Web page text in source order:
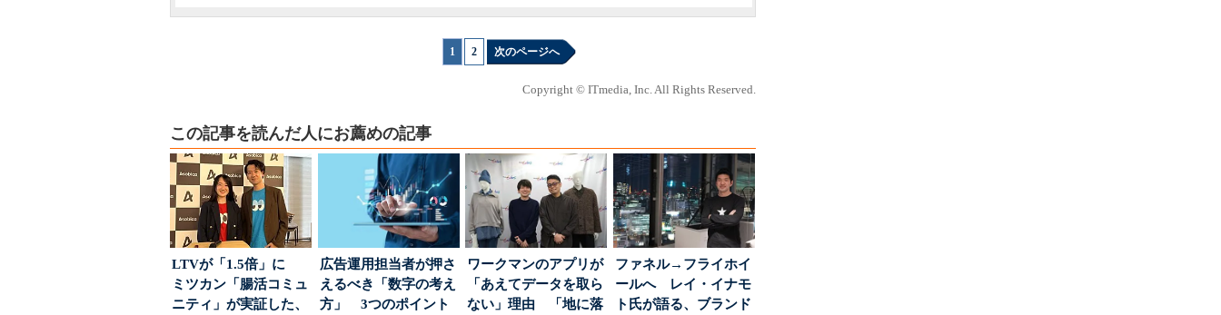
1 2 次のページへ
Copyright © ITmedia, Inc. All Rights Reserved.
この記事を読んだ人にお薦めの記事
LTVが「1.5倍」に
ミツカン「腸活コミュ
ニティ」が実証した、
広告運用担当者が押さ
えるべき「数字の考え
方」 3つのポイント
ワークマンのアプリが
「あえてデータを取ら
ない」理由 「地に落
ファネル→フライホイ
ールへ レイ・イナモ
ト氏が語る、ブランド